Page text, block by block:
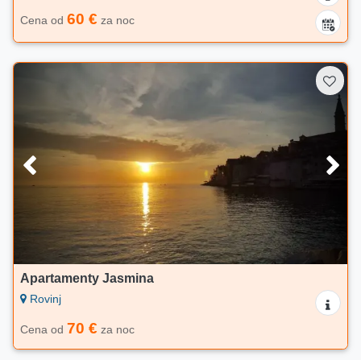
Cena od 60 € za noc
Apartamenty Jasmina
Rovinj
Cena od 70 € za noc